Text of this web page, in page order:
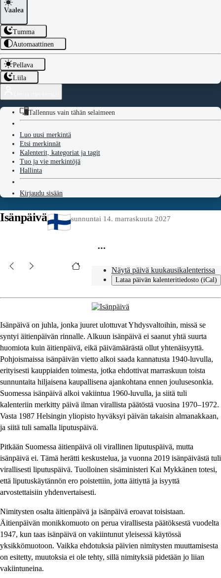
Vaalea
Tumma
Automaattinen
Pellava
Liila
Tallennus vain tähän selaimeen
Luo uusi merkintä
Etsi merkinnät
Kalenterit, kategoriat ja tagit
Tuo ja vie merkintöjä
Hallinta
Kirjaudu sisään
Isänpäivä sunnuntai 14. marraskuuta 2027
Näytä päivä kuukausikalenterissa
Lataa päivän kalenteritiedosto (iCal)
Isänpäivä on juhla, jonka juuret ulottuvat Yhdysvaltoihin, missä se
syntyi äitienpäivän rinnalle. Alkuun isänpäivä ei saanut yhtä suurta
huomiota kuin äitienpäivä, eikä päivämäärästä ollut yhtenäisyyttä.
Pohjoismaissa isänpäivän vietto alkoi saada kannatusta 1940-luvulla,
erityisesti kauppiaiden toimesta, jotka ehdottivat marraskuun toista
sunnuntaita hiljaisena kaupallisena ajankohtana ennen joulusesonkia.
Suomessa isänpäivä alkoi vakiintua 1960-luvulla, ja siitä tuli
kalenteriin merkitty päivä ilman virallista päätöstä vuosina 1970–1972.
Vasta 1987 Helsingin yliopisto hyväksyi päivän takaisin almanakkaan,
ja siitä tuli samalla liputuspäivä.
Pitkään Suomessa äitienpäivä oli virallinen liputuspäivä, mutta
isänpäivä ei. Tämä herätti keskustelua, ja vuonna 2019 isänpäivästä tuli
virallisesti liputuspäivä. Tuolloinen sisäministeri Kai Mykkänen totesi,
että liputuskäytännön ero poistettiin, jotta äitiyttä ja isyyttä
arvostettaisiin yhdenvertaisesti.
Nimitysten osalta äitienpäivä ja isänpäivä eroavat toisistaan.
Äitienpäivän monikkomuoto on perua virallisesta päätöksestä vuodelta
1947, kun taas isänpäivä on vakiintunut yleisessä käytössä
yksikkömuotoon. Vaikka ehdotuksia päivien nimitysten muuttamisesta
on esitetty, muutoksia ei ole tehty, sillä nimityksiä pidetään jo liian
vakiintuneina.